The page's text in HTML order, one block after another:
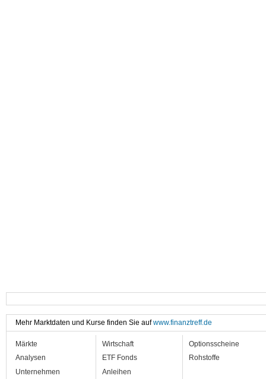
Mehr Marktdaten und Kurse finden Sie aufwww.finanztreff.de
Märkte
Analysen
Unternehmen
Wirtschaft
ETF Fonds
Anleihen
Optionsscheine
Rohstoffe